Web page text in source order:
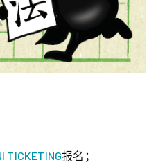
TICKETING报名；